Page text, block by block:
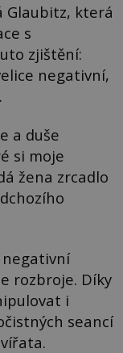
Glaubitz, která
s
zjištění:
negativní,
a duše
si moje
žena zrcadlo
negativní
rozbroje. Díky
i
seancí